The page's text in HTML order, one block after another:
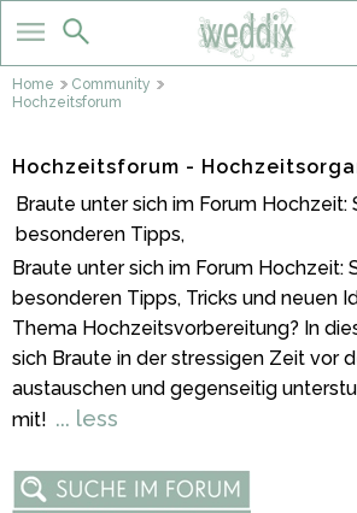
Home
Community
Hochzeitsforum
Hochzeitsforum -
Braute unter sich im Forum Hochzeit:
besonderen Tipps,
Braute unter sich im Forum Hochzeit:
besonderen Tipps, Tricks und neuen
Thema Hochzeitsvorbereitung? In
sich Braute in der stressigen Zeit vor
austauschen und gegenseitig
mit! ... less